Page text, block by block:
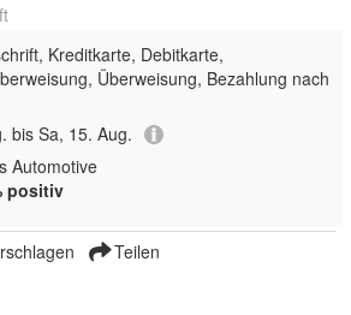
Kreditkarte, Debitkarte,
Überweisung, Bezahlung nach
bis Sa, 15. Aug.
Automotive
positiv
Teilen